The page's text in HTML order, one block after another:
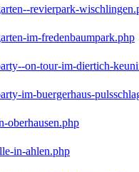
revierpark-
im-fredenbaumpark.php
on-tour-im-diertich-
im-buergerhaus-
oberhausen.php
in-ahlen.php